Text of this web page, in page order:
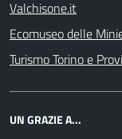
Valchisone.it
Ecomuseo delle
Turismo Torino e
UN GRAZIE A...